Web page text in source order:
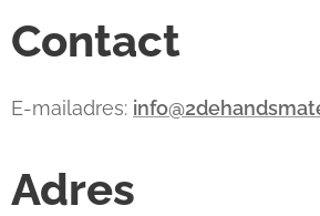
Contact
E-mailadres:
Adres